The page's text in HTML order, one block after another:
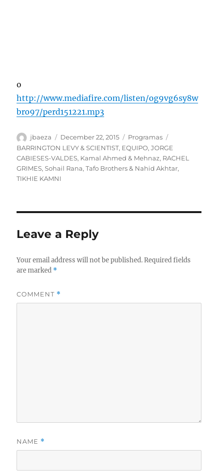
o
http://www.mediafire.com/listen/og9vg6sy8w
bro97/perd151221.mp3
Author
jbaeza
Posted
on
December 22, 2015 Categories
Programas
BARRINGTON LEVY & SCIENTIST, EQUIPO,JORGE
CABIESES-VALDES, Kamal Ahmed & Mehnaz, RACHEL
GRIMES,Sohail Rana,Tafo Brothers & Nahid Akhtar,
TIKHIE KAMNI
Leave a Reply
Your email address will not be published. Required fields
are marked *
COMMENT *
NAME *